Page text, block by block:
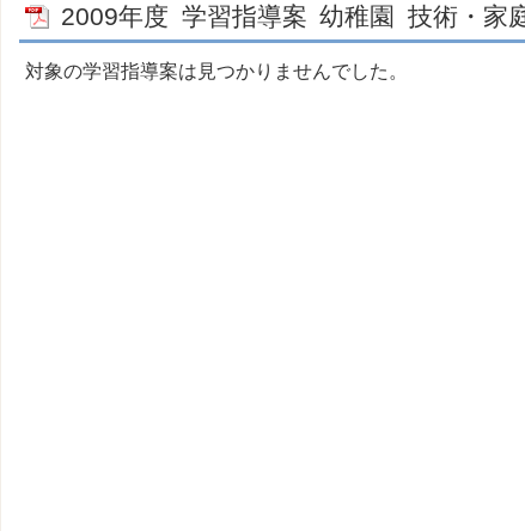
2009年度 学習指導案 幼稚園 技術・家
対象の学習指導案は見つかりませんでした。